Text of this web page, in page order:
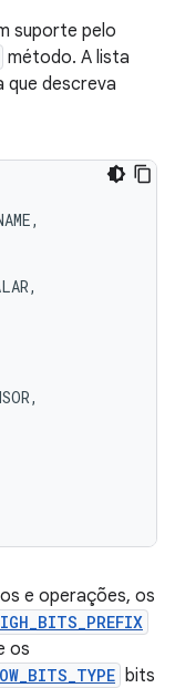
suporte pelo
método. A lista
descreva
,
,
,
e operações, os
os
bits